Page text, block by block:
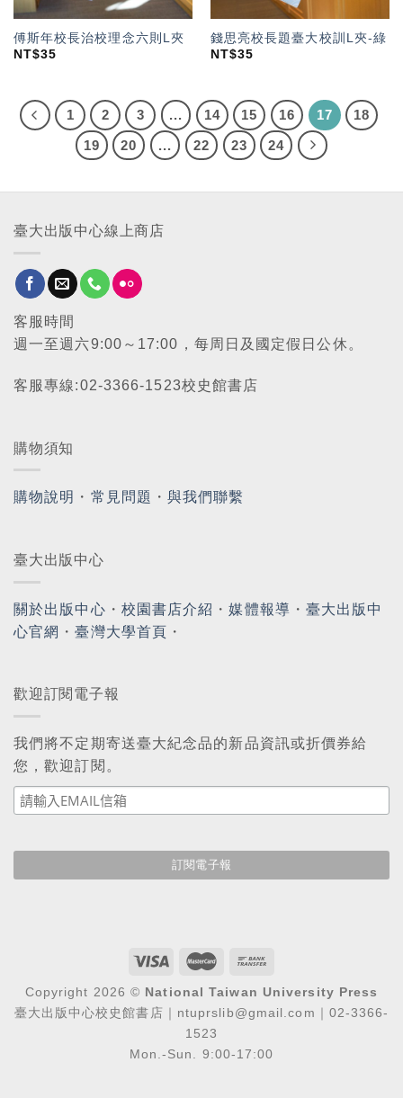
傅斯年校長治校理念六則L夾
NT$35
錢思亮校長題臺大校訓L夾-綠
NT$35
1 2 3 ... 14 15 16 17
18
19
20 ... 22 23 24
臺大出版中心線上商店
客服時間
週一至週六9:00～17:00，每周日及國定假日公休。
客服專線:02-3366-1523校史館書店
購物須知
購物說明 ・ 常見問題 ・與我們聯繫
臺大出版中心
關於出版中心 ・ 校園書店介紹 ・媒體報導 ・ 臺大出版中
心官網 ・臺灣大學首頁 ・
歡迎訂閱電子報
我們將不定期寄送臺大紀念品的新品資訊或折價券給
您，歡迎訂閱。
Copyright 2026 © National Taiwan University Press
臺大出版中心校史館書店｜ntuprslib@gmail.com｜02-3366-
1523
Mon.-Sun. 9:00-17:00